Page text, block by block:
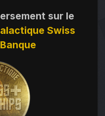
sur le
Swiss